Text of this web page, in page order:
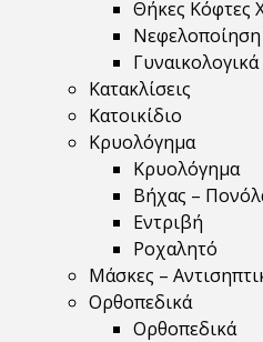
Θήκες Κόφτες
Νεφελοποίηση
Κατακλίσεις
Κατοικίδιο
Κρυολόγημα
Κρυολόγημα
Βήχας –
Εντριβή
Ροχαλητό
Μάσκες –
Ορθοπεδικά
Ορθοπεδικά